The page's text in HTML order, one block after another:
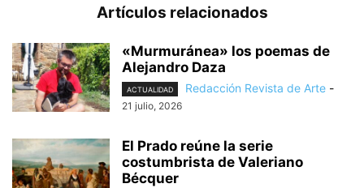
Artículos relacionados
«Murmuránea» los poemas de
Alejandro Daza
ACTUALIDAD Redacción Revista de Arte -
21 julio, 2026
El Prado reúne la serie
costumbrista de Valeriano
Bécquer